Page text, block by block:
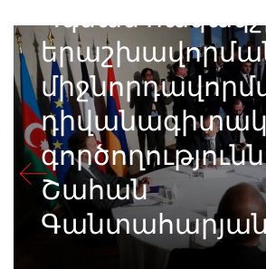
Կգնան
Շահան